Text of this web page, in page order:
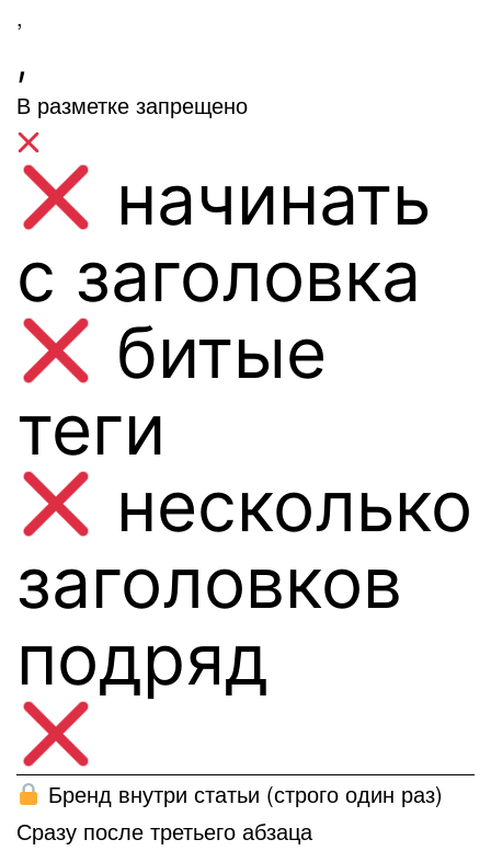
,
,
В разметке запрещено
начинать
с заголовка
битые
теги
несколько
заголовков
подряд
Бренд внутри статьи (строго один раз)
Сразу после третьего абзаца